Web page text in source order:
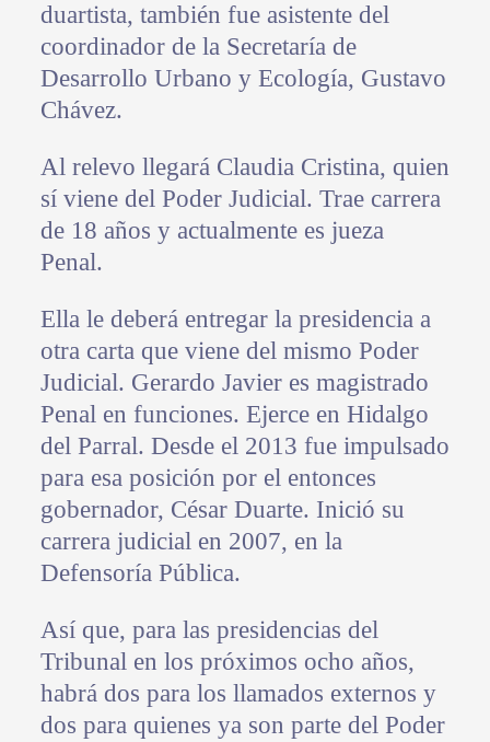
duartista, también fue asistente del
coordinador de la Secretaría de
Desarrollo Urbano y Ecología, Gustavo
Chávez.
Al relevo llegará Claudia Cristina, quien
sí viene del Poder Judicial. Trae carrera
de 18 años y actualmente es jueza
Penal.
Ella le deberá entregar la presidencia a
otra carta que viene del mismo Poder
Judicial. Gerardo Javier es magistrado
Penal en funciones. Ejerce en Hidalgo
del Parral. Desde el 2013 fue impulsado
para esa posición por el entonces
gobernador, César Duarte. Inició su
carrera judicial en 2007, en la
Defensoría Pública.
Así que, para las presidencias del
Tribunal en los próximos ocho años,
habrá dos para los llamados externos y
dos para quienes ya son parte del Poder